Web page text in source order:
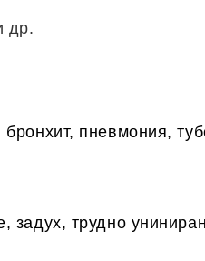
др.
пневмония,
трудно